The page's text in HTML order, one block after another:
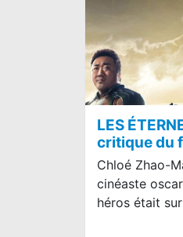
LES
critique du
Chloé Zhao-
cinéaste
héros était